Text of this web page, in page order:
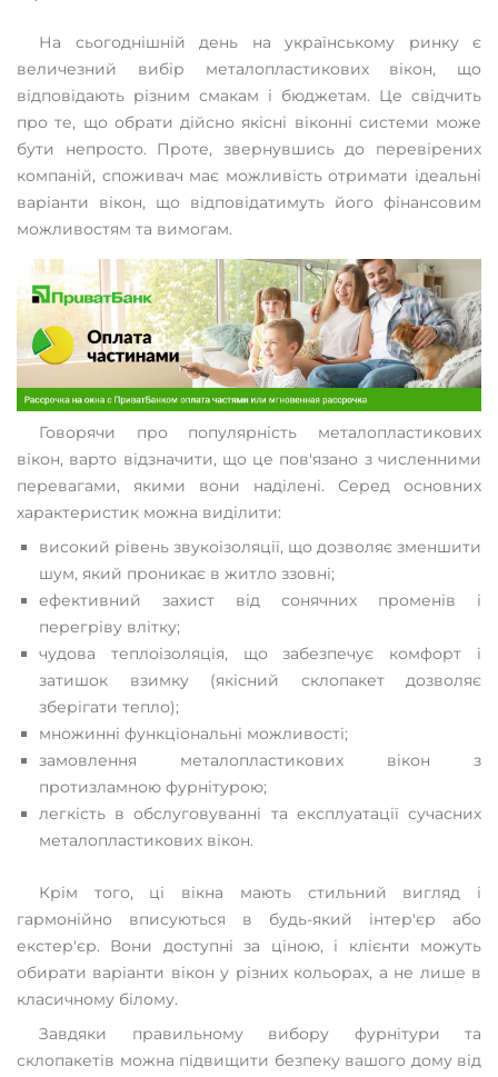
На сьогоднішній день на українському ринку є
величезний вибір металопластикових вікон, що
відповідають різним смакам і бюджетам. Це свідчить
про те, що обрати дійсно якісні віконні системи може
бути непросто. Проте, звернувшись до перевірених
компаній, споживач має можливість отримати ідеальні
варіанти вікон, що відповідатимуть його фінансовим
можливостям та вимогам.
Говорячи про популярність металопластикових
вікон, варто відзначити, що це пов'язано з численними
перевагами, якими вони наділені. Серед основних
характеристик можна виділити:
високий рівень звукоізоляції, що дозволяє зменшити
шум, який проникає в житло ззовні;
ефективний захист від сонячних променів і
перегріву влітку;
чудова теплоізоляція, що забезпечує комфорт і
затишок взимку (якісний склопакет дозволяє
зберігати тепло);
множинні функціональні можливості;
замовлення металопластикових вікон з
протизламною фурнітурою;
легкість в обслуговуванні та експлуатації сучасних
металопластикових вікон.
Крім того, ці вікна мають стильний вигляд і
гармонійно вписуються в будь-який інтер'єр або
екстер'єр. Вони доступні за ціною, і клієнти можуть
обирати варіанти вікон у різних кольорах, а не лише в
класичному білому.
Завдяки правильному вибору фурнітури та
склопакетів можна підвищити безпеку вашого дому від